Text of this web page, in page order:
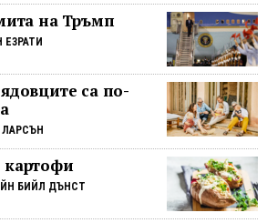
2018
г.,
към
беше
по-
малък.
нарушава не само Първата поправка
от Конституцията на САЩ, но и
закона, освобождаващ от
отговорност доставчиците на
интернет услуги. Това не е цензура.
По-скоро става въпрос за логически
стратегически усилия. Установените
политика, култура и корпоративни
звена, управляващи Америка, ...
на Тръмп
са по-
БИЙЛ ДЪНСТ